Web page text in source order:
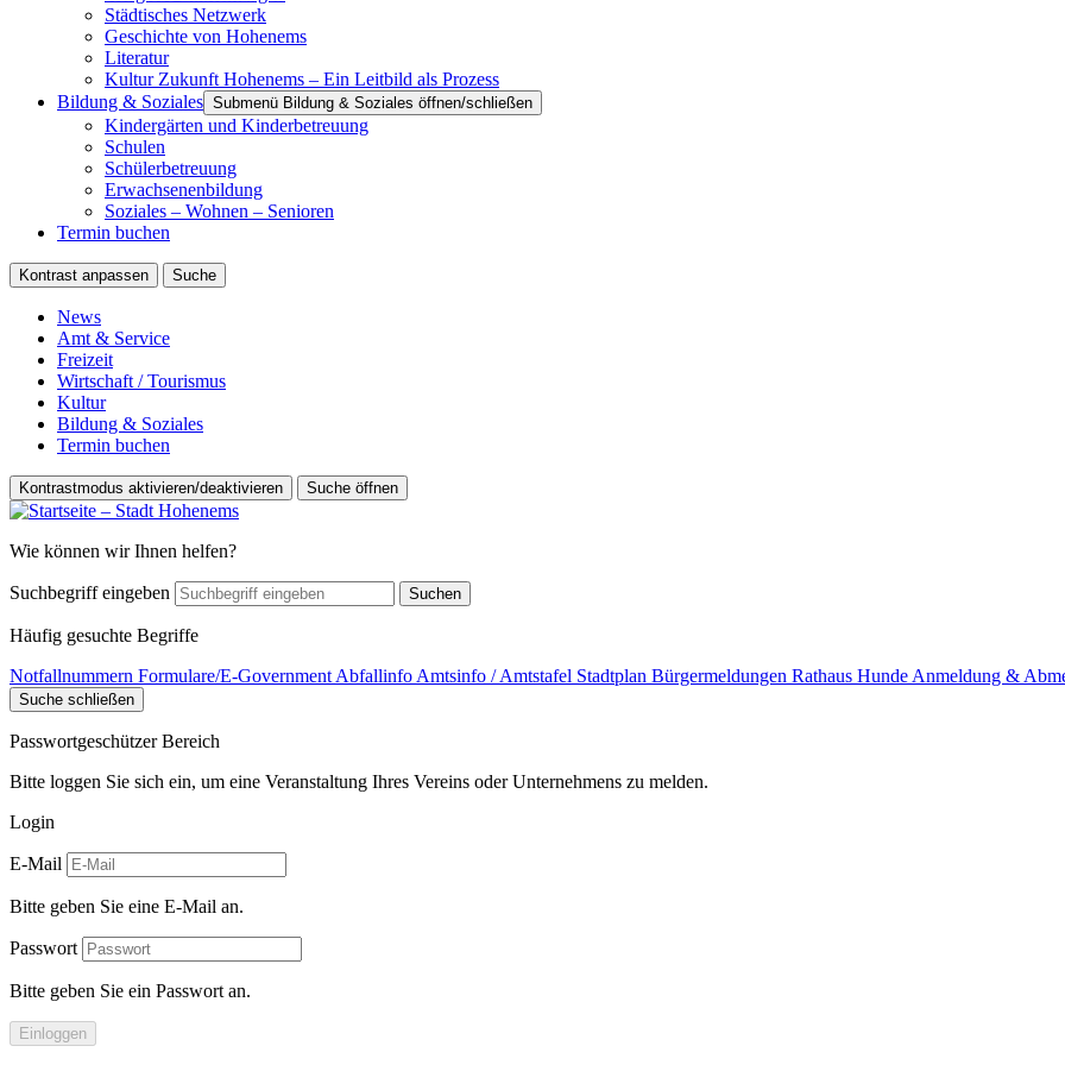
Städtisches Netzwerk
Geschichte von Hohenems
Literatur
Kultur Zukunft Hohenems – Ein Leitbild als Prozess
Bildung & Soziales Submenü Bildung & Soziales öffnen/schließen
Kindergärten und Kinderbetreuung
Schulen
Schülerbetreuung
Erwachsenenbildung
Soziales – Wohnen – Senioren
Termin buchen
Kontrast anpassen Suche
News
Amt & Service
Freizeit
Wirtschaft / Tourismus
Kultur
Bildung & Soziales
Termin buchen
Kontrastmodus aktivieren/deaktivieren Suche öffnen
Wie können wir Ihnen helfen?
Suchbegriff eingeben Suchen
Häufig gesuchte Begriffe
Notfallnummern Formulare/E-Government Abfallinfo Amtsinfo / Amtstafel Stadtplan Bürgermeldungen Rathaus Hunde Anmeldung &
Suche schließen
Passwortgeschützer Bereich
Bitte loggen Sie sich ein, um eine Veranstaltung Ihres Vereins oder Unternehmens zu melden.
Login
E-Mail
Bitte geben Sie eine E-Mail an.
Passwort
Bitte geben Sie ein Passwort an.
Einloggen